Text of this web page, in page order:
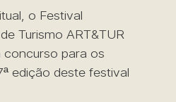
o Festival
Turismo ART&TUR
concurso para os
edição deste festival